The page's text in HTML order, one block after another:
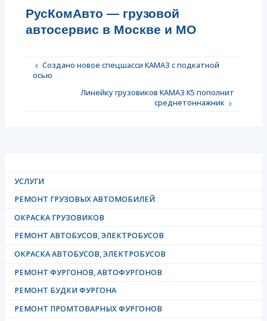
РусКомАвто — грузовой
автосервис в Москве и МО
Создано новое спецшасси КАМАЗ с подкатной
осью
Линейку грузовиков КАМАЗ К5 пополнит
среднетоннажник
УСЛУГИ
РЕМОНТ ГРУЗОВЫХ АВТОМОБИЛЕЙ
ОКРАСКА ГРУЗОВИКОВ
РЕМОНТ АВТОБУСОВ, ЭЛЕКТРОБУСОВ
ОКРАСКА АВТОБУСОВ, ЭЛЕКТРОБУСОВ
РЕМОНТ ФУРГОНОВ, АВТОФУРГОНОВ
РЕМОНТ БУДКИ ФУРГОНА
РЕМОНТ ПРОМТОВАРНЫХ ФУРГОНОВ